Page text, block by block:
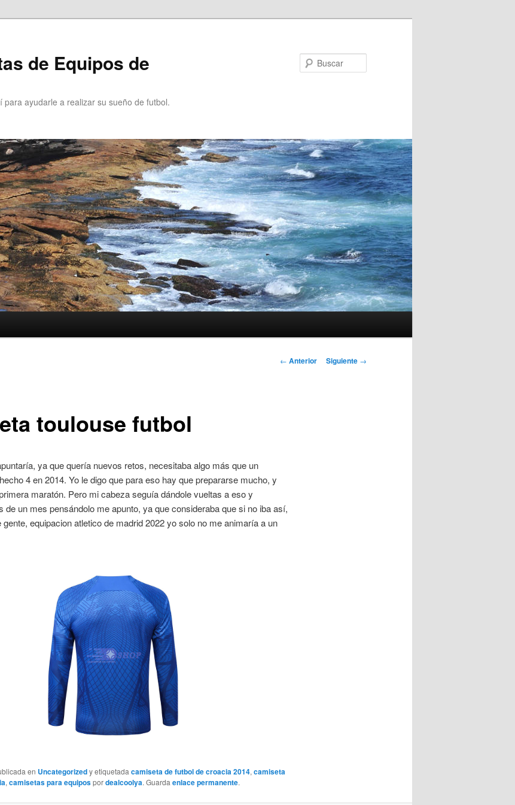
de Equipos de
ayudarle a realizar su sueño de futbol.
Navegación
← Anterior Siguiente →
toulouse futbol
ya que quería nuevos retos, necesitaba algo más que un
4 en 2014. Yo le digo que para eso hay que prepararse mucho, y
maratón. Pero mi cabeza seguía dándole vueltas a eso y
de un mes pensándolo me apunto, ya que consideraba que si no iba así,
gente, equipacion atletico de madrid 2022 yo solo no me animaría a un
en Uncategorizedy etiquetadacamiseta de futbol de croacia 2014,camiseta
,camisetas para equipospordealcoolya. Guardaenlace permanente.